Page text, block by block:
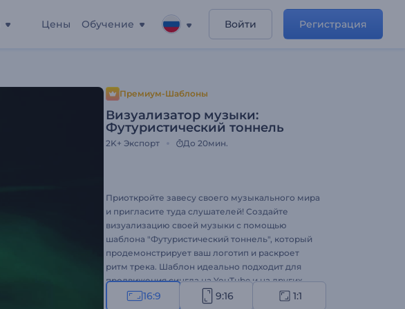
Цены Обучение Войти Регистрация
Премиум-Шаблоны
Визуализатор музыки:
Футуристический тоннель
2K+ Экспорт До 20мин.
Приоткройте завесу своего музыкального мира
и пригласите туда слушателей! Создайте
визуализацию своей музыки с помощью
шаблона "Футуристический тоннель", который
продемонстрирует ваш логотип и раскроет
ритм трека. Шаблон идеально подходит для
продвижения сингла на YouTube и на других
социальных сетях или платформах. Привлеките
16:9 9:16 1:1